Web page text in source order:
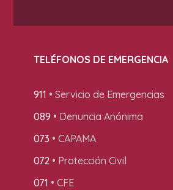
TELÉFONOS DE EMERGENCIA
911 • Servicio de Emergencias
089 • Denuncia Anónima
073 • CAPAMA
072• Protección Civil
071 • CFE